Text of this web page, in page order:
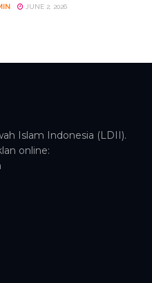
JUNE 2, 2026
Islam Indonesia (LDII).
online: